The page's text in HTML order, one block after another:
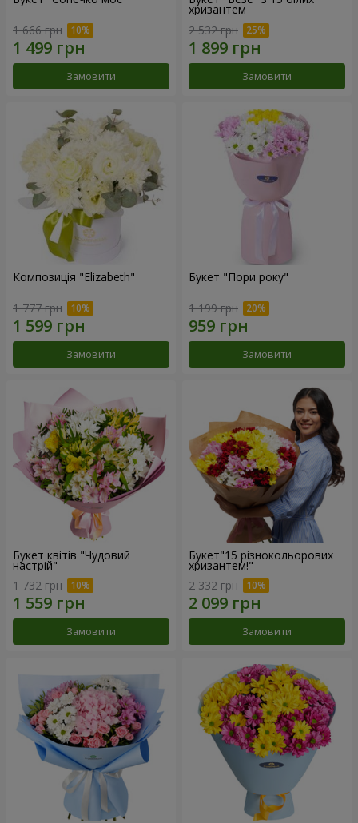
1 666 грн
Замовити
хризантем
2 532 грн
Замовити
Композиція "Elizabeth"
1 777 грн
Замовити
Букет "Пори року"
1 199 грн
Замовити
Букет квітів "Чудовий
настрій"
1 732 грн
Замовити
Букет"15 різнокольорових
хризантем!"
2 332 грн
Замовити